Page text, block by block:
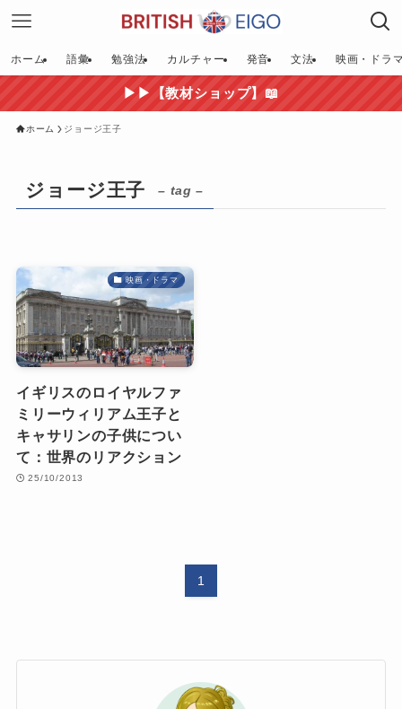
ホーム 語彙 勉強法 カルチャー 発音 文法 映画・ドラ
▶▶【教材ショップ】📖
ホーム ジョージ王子
ジョージ王子 – tag –
映画・ドラマ
イギリスのロイヤルファ
ミリーウィリアム王子と
キャサリンの子供につい
て：世界のリアクション
25/10/2013
1